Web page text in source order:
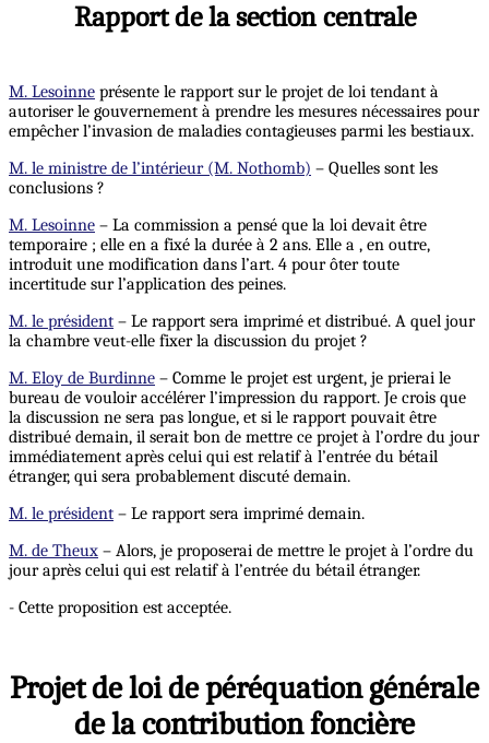
Rapport de la section centrale
M. Lesoinne présente le rapport sur le projet de loi tendant à
autoriser le gouvernement à prendre les mesures nécessaires pour
empêcher l’invasion de maladies contagieuses parmi les bestiaux.
M. le ministre de l’intérieur (M. Nothomb) – Quelles sont les
conclusions ?
M. Lesoinne – La commission a pensé que la loi devait être
temporaire ; elle en a fixé la durée à 2 ans. Elle a , en outre,
introduit une modification dans l’art. 4 pour ôter toute
incertitude sur l’application des peines.
M. le président – Le rapport sera imprimé et distribué. A quel jour
la chambre veut-elle fixer la discussion du projet ?
M. Eloy de Burdinne – Comme le projet est urgent, je prierai le
bureau de vouloir accélérer l’impression du rapport. Je crois que
la discussion ne sera pas longue, et si le rapport pouvait être
distribué demain, il serait bon de mettre ce projet à l’ordre du jour
immédiatement après celui qui est relatif à l’entrée du bétail
étranger, qui sera probablement discuté demain.
M. le président – Le rapport sera imprimé demain.
M. de Theux – Alors, je proposerai de mettre le projet à l’ordre du
jour après celui qui est relatif à l’entrée du bétail étranger.
- Cette proposition est acceptée.
Projet de loi de péréquation générale
de la contribution foncière